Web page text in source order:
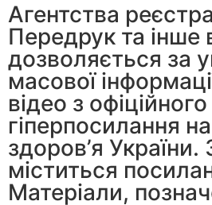
Агентства
Передрук та інше
дозволяється за
масової
відео з
гіперпосилання
здоров’я
міститься
Матеріали,